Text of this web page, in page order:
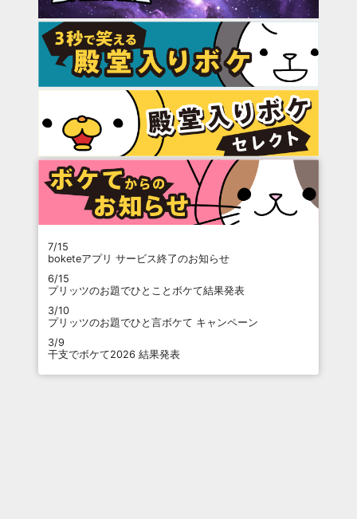
7/15
boketeアプリ サービス終了のお知らせ
6/15
プリッツのお題でひとことボケて結果発表
3/10
プリッツのお題でひと言ボケて キャンペーン
3/9
干支でボケて2026 結果発表